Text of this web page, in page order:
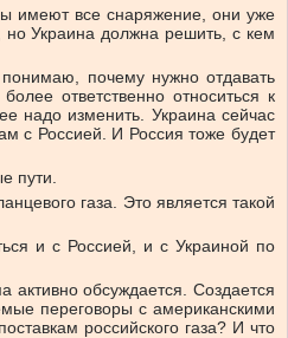
имеют все снаряжение, они уже
Украина должна решить, с кем
почему нужно отдавать
ответственно относиться к
надо изменить. Украина сейчас
с Россией. И Россия тоже будет
пути.
газа. Это является такой
и с Россией, и с Украиной по
обсуждается. Создается
переговоры с американскими
российского газа? И что